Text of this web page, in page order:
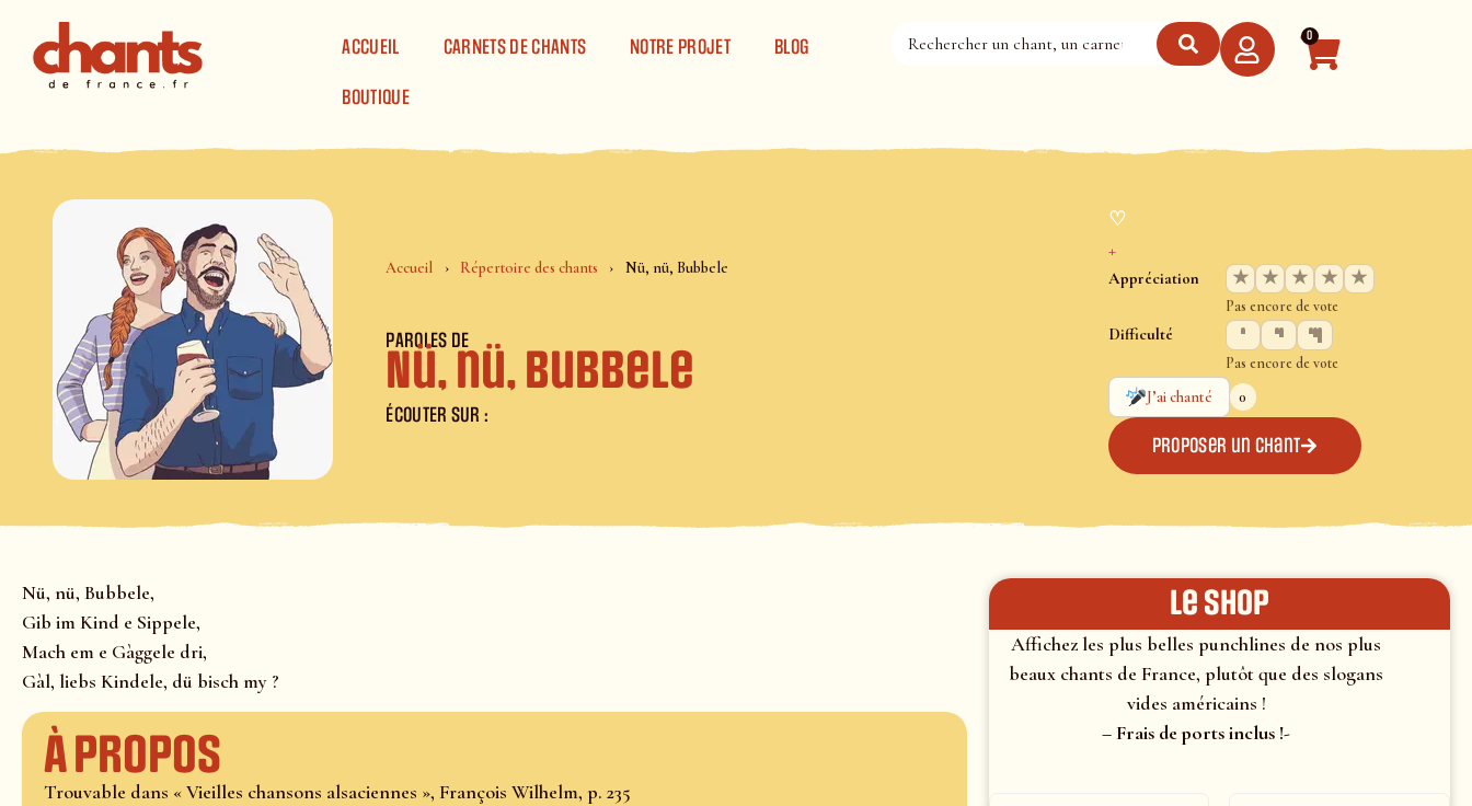
ACCUEIL
CARNETS DE CHANTS NOTRE PROJET BLOG
BOUTIQUE
0
Accueil Répertoire des chants Nü, nü, Bubbele
PAROLES DE
Nü, nü, Bubbele
ÉCOUTER SUR :
♡
+
Appréciation ★ ★ ★ ★ ★
Pas encore de vote
Difficulté
Pas encore de vote
J’ai chanté
0
Proposer un chant
Nü, nü, Bubbele,
Gib im Kind e Sippele,
Mach em e Gàggele dri,
Gàl, liebs Kindele, dü bisch my ?
À propos
Trouvable dans « Vieilles chansons alsaciennes », François Wilhelm, p. 235
le shop
Affichez les plus belles punchlines de nos plus
beaux chants de France, plutôt que des slogans
vides américains !
– Frais de ports inclus !-